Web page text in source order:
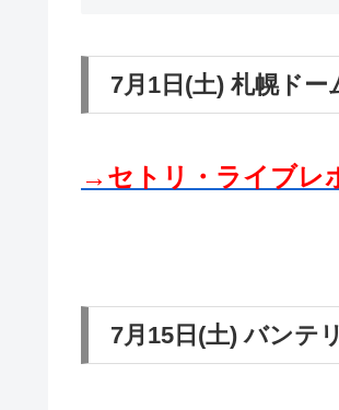
7月1日(土) 札幌ドー
→セトリ・ライブレ
7月15日(土) バンテ